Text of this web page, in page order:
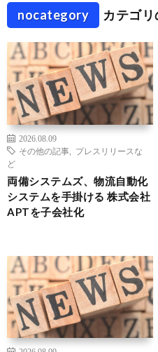
nocategory カテゴ
2026.08.09
その他の記事
プレスリリースな
ど
両備システムズ、物流自動化
システムを手掛ける 株式会社
APTを子会社化